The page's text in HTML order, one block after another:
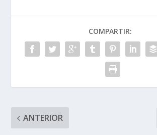
COMPARTIR:
ANTERIOR